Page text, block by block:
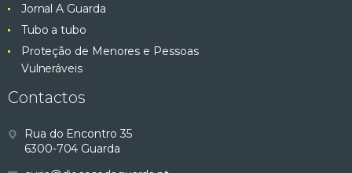
Jornal A Guarda
Tubo a tubo
Proteção de Menores e Pessoas
Vulneráveis
Contactos
Rua do Encontro 35
6300-704 Guarda